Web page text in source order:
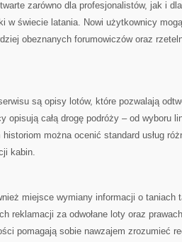
zarówno dla profesjonalistów, jak i
w świecie latania. Nowi użytkownicy
obeznanych forumowiczów oraz
są opisy lotów, które pozwalają
opisują całą drogę podróży – od wyboru
historiom można ocenić standard usług
kabin.
miejsce wymiany informacji o taniach
reklamacji za odwołane loty oraz
pomagają sobie nawzajem zrozumieć